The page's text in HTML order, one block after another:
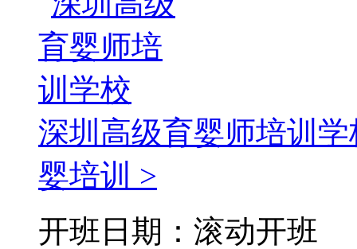
深圳高级育婴师培训学
婴培训 >
开班日期：滚动开班